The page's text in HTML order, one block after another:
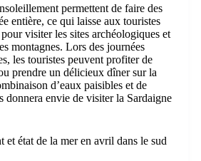
permettent de faire des
entière, ce qui laisse aux touristes
visiter les sites archéologiques et
montagnes. Lors des journées
les touristes peuvent profiter de
prendre un délicieux dîner sur la
d’eaux paisibles et de
donnera envie de visiter la Sardaigne
et état de la mer en avril dans le sud